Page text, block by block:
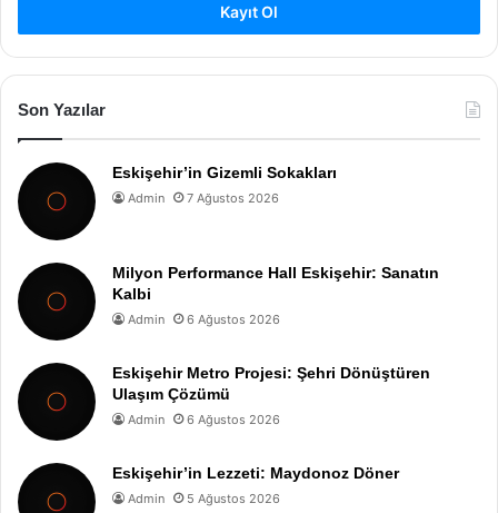
Kayıt Ol
Son Yazılar
Eskişehir’in Gizemli Sokakları
Admin 7 Ağustos 2026
Milyon Performance Hall Eskişehir: Sanatın
Kalbi
Admin 6 Ağustos 2026
Eskişehir Metro Projesi: Şehri Dönüştüren
Ulaşım Çözümü
Admin 6 Ağustos 2026
Eskişehir’in Lezzeti: Maydonoz Döner
Admin 5 Ağustos 2026